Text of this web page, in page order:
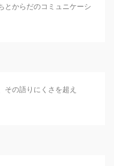
とからだのコミュニケーシ
の語りにくさを超え